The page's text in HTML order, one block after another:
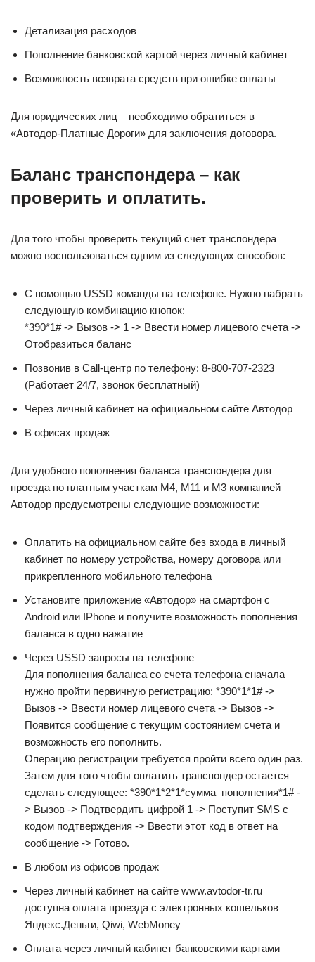
Детализация расходов
Пополнение банковской картой через личный кабинет
Возможность возврата средств при ошибке оплаты
Для юридических лиц – необходимо обратиться в
«Автодор-Платные Дороги» для заключения договора.
Баланс транспондера – как
проверить и оплатить.
Для того чтобы проверить текущий счет транспондера
можно воспользоваться одним из следующих способов:
С помощью USSD команды на телефоне. Нужно набрать
следующую комбинацию кнопок:
*390*1# -> Вызов -> 1 -> Ввести номер лицевого счета ->
Отобразиться баланс
Позвонив в Call-центр по телефону: 8-800-707-2323
(Работает 24/7, звонок бесплатный)
Через личный кабинет на официальном сайте Автодор
В офисах продаж
Для удобного пополнения баланса транспондера для
проезда по платным участкам М4, М11 и М3 компанией
Автодор предусмотрены следующие возможности:
Оплатить на официальном сайте без входа в личный
кабинет по номеру устройства, номеру договора или
прикрепленного мобильного телефона
Установите приложение «Автодор» на смартфон с
Android или IPhone и получите возможность пополнения
баланса в одно нажатие
Через USSD запросы на телефоне
Для пополнения баланса со счета телефона сначала
нужно пройти первичную регистрацию: *390*1*1# ->
Вызов -> Ввести номер лицевого счета -> Вызов ->
Появится сообщение с текущим состоянием счета и
возможность его пополнить.
Операцию регистрации требуется пройти всего один раз.
Затем для того чтобы оплатить транспондер остается
сделать следующее: *390*1*2*1*сумма_пополнения*1# -
> Вызов -> Подтвердить цифрой 1 -> Поступит SMS с
кодом подтверждения -> Ввести этот код в ответ на
сообщение -> Готово.
В любом из офисов продаж
Через личный кабинет на сайте www.avtodor-tr.ru
доступна оплата проезда с электронных кошельков
Яндекс.Деньги, Qiwi, WebMoney
Оплата через личный кабинет банковскими картами